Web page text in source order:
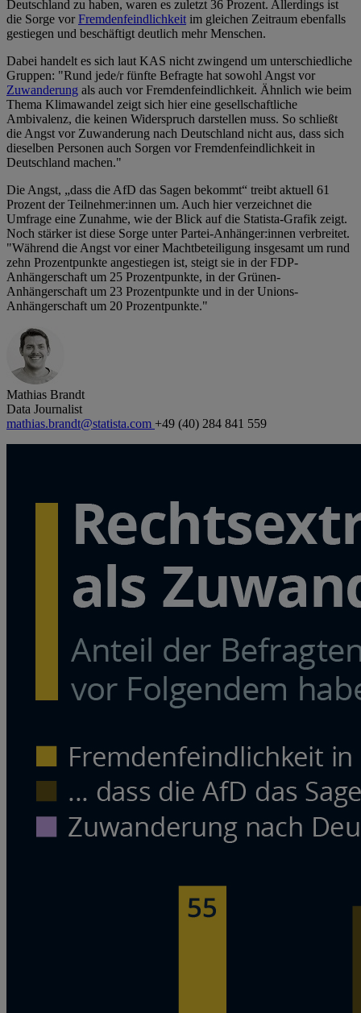
Deutschland zu haben, waren es zuletzt 36 Prozent. Allerdings ist
die Sorge vorFremdenfeindlichkeitim gleichen Zeitraum ebenfalls
gestiegen und beschäftigt deutlich mehr Menschen.
Dabei handelt es sich laut KAS nicht zwingend um unterschiedliche
Gruppen: "Rund jede/r fünfte Befragte hat sowohl Angst vor
Zuwanderung als auch vor Fremdenfeindlichkeit. Ähnlich wie beim
Thema Klimawandel zeigt sich hier eine gesellschaftliche
Ambivalenz, die keinen Widerspruch darstellen muss. So schließt
die Angst vor Zuwanderung nach Deutschland nicht aus, dass sich
dieselben Personen auch Sorgen vor Fremdenfeindlichkeit in
Deutschland machen."
Die Angst, „dass die AfD das Sagen bekommt“ treibt aktuell 61
Prozent der Teilnehmer:innen um. Auch hier verzeichnet die
Umfrage eine Zunahme, wie der Blick auf die Statista-Grafik zeigt.
Noch stärker ist diese Sorge unter Partei-Anhänger:innen verbreitet.
"Während die Angst vor einer Machtbeteiligung insgesamt um rund
zehn Prozentpunkte angestiegen ist, steigt sie in der FDP-
Anhängerschaft um 25 Prozentpunkte, in der Grünen-
Anhängerschaft um 23 Prozentpunkte und in der Unions-
Anhängerschaft um 20 Prozentpunkte."
Mathias Brandt
Data Journalist
mathias.brandt@statista.com +49 (40) 284 841 559